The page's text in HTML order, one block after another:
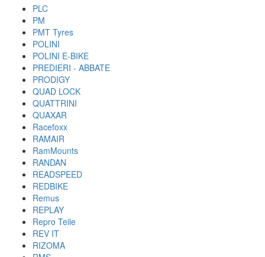
PLC
PM
PMT Tyres
POLINI
POLINI E-BIKE
PREDIERI - ABBATE
PRODIGY
QUAD LOCK
QUATTRINI
QUAXAR
Racefoxx
RAMAIR
RamMounts
RANDAN
READSPEED
REDBIKE
Remus
REPLAY
Repro Teile
REV IT
RIZOMA